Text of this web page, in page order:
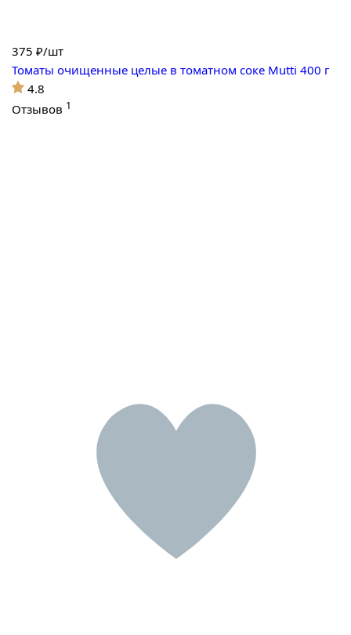
375 ₽/шт
Томаты очищенные целые в томатном соке Mutti 400 г
4.8
Отзывов 1